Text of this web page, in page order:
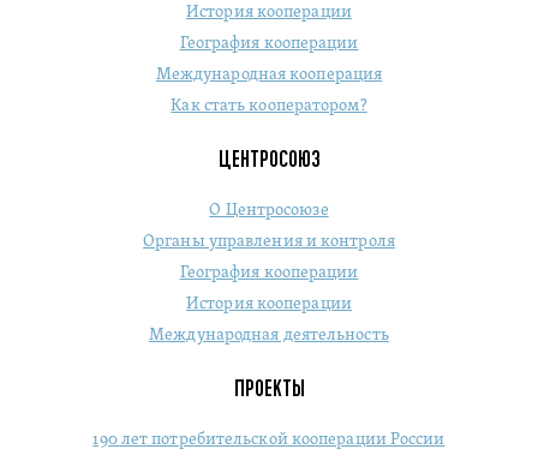
История кооперации
География кооперации
Международная кооперация
Как стать кооператором?
ЦЕНТРОСОЮЗ
О Центросоюзе
Органы управления и контроля
География кооперации
История кооперации
Международная деятельность
ПРОЕКТЫ
190 лет потребительской кооперации России